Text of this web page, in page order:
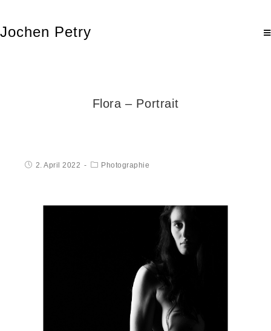
Jochen Petry
Flora – Portrait
2. April 2022 Photographie